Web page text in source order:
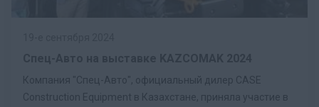
Компания "Спец-Авто", официальный дилер CASE
Construction Equipment в Казахстане, приняла участие в